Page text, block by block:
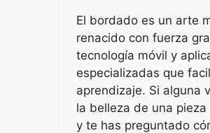
El bordado es un arte
renacido con fuerza
tecnología móvil y
especializadas que
aprendizaje. Si alguna
la belleza de una
y te has preguntado